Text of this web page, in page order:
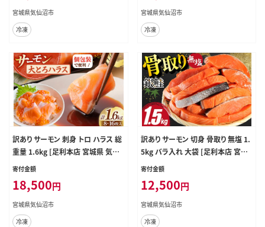
宮城県気仙沼市
冷凍
凍 おかず 弁当 支援 事業者支援 サ
ーモン
宮城県気仙沼市
冷凍
訳あり サーモン 刺身 トロ ハラス 総
重量 1.6kg [足利本店 宮城県 気仙
沼市 20565619] 魚 魚介類 海鮮 さ
はらす 鮭ハラス 個包装 骨取り 魚介
生食用 真空パック
寄付金額
18,500円
宮城県気仙沼市
冷凍
訳あり サーモン 切身 骨取り 無塩 1.
5kg バラ入れ 大袋 [足利本店 宮城
県 気仙沼市 20564101] 魚 魚介類
不揃い さけ サケ 鮭切身 シャケ 切り
身 サーモン切り身 訳アリ わけあり
簡易包装 家庭用 冷凍
寄付金額
12,500円
宮城県気仙沼市
冷凍